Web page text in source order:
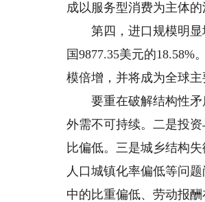
成以服务型消费为主体的
第四，进口规模明显增
国9877.35美元的
模倍增，并将成为全球主
要重在破解结构性矛
外需不可持续。二是投
比偏低。三是城乡结构
人口城镇化率偏低等问
中的比重偏低、劳动报